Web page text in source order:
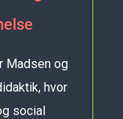
Madsen og
hvor
social